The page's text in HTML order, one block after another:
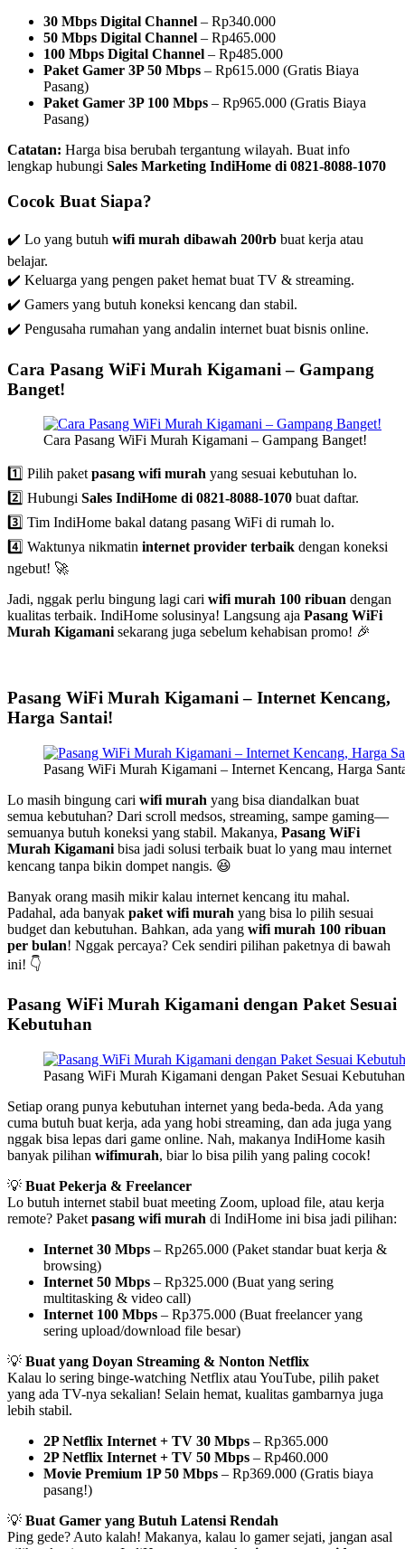
30 Mbps Digital Channel – Rp340.000
50 Mbps Digital Channel – Rp465.000
100 Mbps Digital Channel – Rp485.000
Paket Gamer 3P 50 Mbps – Rp615.000 (Gratis Biaya
Pasang)
Paket Gamer 3P 100 Mbps – Rp965.000 (Gratis Biaya
Pasang)
Catatan: Harga bisa berubah tergantung wilayah. Buat info
lengkap hubungi Sales Marketing IndiHome di 0821-8088-1070
Cocok Buat Siapa?
✔️ Lo yang butuh wifi murah dibawah 200rb buat kerja atau
belajar.
✔️ Keluarga yang pengen paket hemat buat TV & streaming.
✔️ Gamers yang butuh koneksi kencang dan stabil.
✔️ Pengusaha rumahan yang andalin internet buat bisnis online.
Cara Pasang WiFi Murah Kigamani – Gampang
Banget!
Cara Pasang WiFi Murah Kigamani – Gampang Banget!
1️⃣ Pilih paket pasang wifi murah yang sesuai kebutuhan lo.
2️⃣ Hubungi Sales IndiHome di 0821-8088-1070 buat daftar.
3️⃣ Tim IndiHome bakal datang pasang WiFi di rumah lo.
4️⃣ Waktunya nikmatin internet provider terbaik dengan koneksi
ngebut! 🚀
Jadi, nggak perlu bingung lagi cari wifi murah 100 ribuan dengan
kualitas terbaik. IndiHome solusinya! Langsung aja Pasang WiFi
Murah Kigamani sekarang juga sebelum kehabisan promo! 🎉
Pasang WiFi Murah Kigamani – Internet Kencang,
Harga Santai!
Pasang WiFi Murah Kigamani – Internet Kencang, Harga
Lo masih bingung cari wifi murah yang bisa diandalkan buat
semua kebutuhan? Dari scroll medsos, streaming, sampe gaming—
semuanya butuh koneksi yang stabil. Makanya, Pasang WiFi
Murah Kigamani bisa jadi solusi terbaik buat lo yang mau internet
kencang tanpa bikin dompet nangis. 😆
Banyak orang masih mikir kalau internet kencang itu mahal.
Padahal, ada banyak paket wifi murah yang bisa lo pilih sesuai
budget dan kebutuhan. Bahkan, ada yang wifi murah 100 ribuan
per bulan! Nggak percaya? Cek sendiri pilihan paketnya di bawah
ini! 👇
Pasang WiFi Murah Kigamani dengan Paket Sesuai
Kebutuhan
Pasang WiFi Murah Kigamani dengan Paket Sesuai Kebutuhan
Setiap orang punya kebutuhan internet yang beda-beda. Ada yang
cuma butuh buat kerja, ada yang hobi streaming, dan ada juga yang
nggak bisa lepas dari game online. Nah, makanya IndiHome kasih
banyak pilihan wifimurah, biar lo bisa pilih yang paling cocok!
💡 Buat Pekerja & Freelancer
Lo butuh internet stabil buat meeting Zoom, upload file, atau kerja
remote? Paket pasang wifi murah di IndiHome ini bisa jadi pilihan:
Internet 30 Mbps – Rp265.000 (Paket standar buat kerja &
browsing)
Internet 50 Mbps – Rp325.000 (Buat yang sering
multitasking & video call)
Internet 100 Mbps – Rp375.000 (Buat freelancer yang
sering upload/download file besar)
💡 Buat yang Doyan Streaming & Nonton Netflix
Kalau lo sering binge-watching Netflix atau YouTube, pilih paket
yang ada TV-nya sekalian! Selain hemat, kualitas gambarnya juga
lebih stabil.
2P Netflix Internet + TV 30 Mbps – Rp365.000
2P Netflix Internet + TV 50 Mbps – Rp460.000
Movie Premium 1P 50 Mbps – Rp369.000 (Gratis biaya
pasang!)
💡 Buat Gamer yang Butuh Latensi Rendah
Ping gede? Auto kalah! Makanya, kalau lo gamer sejati, jangan asal